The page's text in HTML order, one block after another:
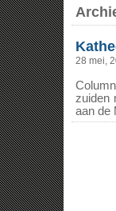
28 mei,
zuiden
aan de